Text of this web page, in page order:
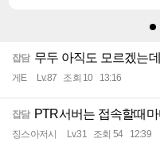
잡담 무두 아직도 모르겠는데
게E Lv.87 조회 10 13:16
잡담 PTR서버는 접속할때
징스아저시 Lv.31 조회 54 12:39